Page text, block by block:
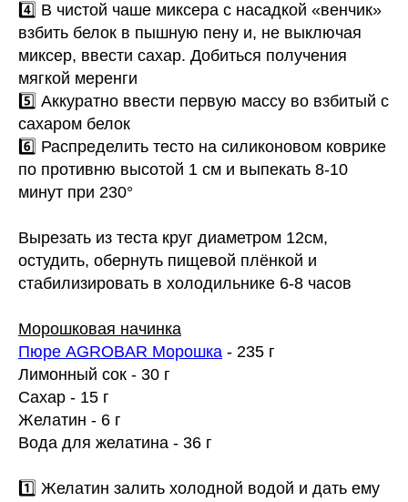
4️⃣ В чистой чаше миксера с насадкой «венчик»
взбить белок в пышную пену и, не выключая
миксер, ввести сахар. Добиться получения
мягкой меренги
5️⃣ Аккуратно ввести первую массу во взбитый с
сахаром белок
6️⃣ Распределить тесто на силиконовом коврике
по противню высотой 1 см и выпекать 8-10
минут при 230°
Вырезать из теста круг диаметром 12см,
остудить, обернуть пищевой плёнкой и
стабилизировать в холодильнике 6-8 часов
Морошковая начинка
Пюре AGROBAR Морошка - 235 г
Лимонный сок - 30 г
Сахар - 15 г
Желатин - 6 г
Вода для желатина - 36 г
1️⃣ Желатин залить холодной водой и дать ему